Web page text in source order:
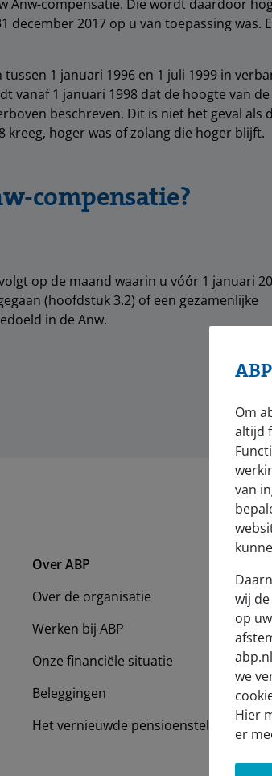
Anw-compensatie. Die wordt daardoor
december 2017 op u van toepassing was.
1 januari 1996 en 1 juli 1999 in
vanaf 1 januari 1998 dat de hoogte van de
beschreven. Dit is niet het geval als
kreeg, hoger was of zolang die hoger blijft.
compensatie?
op de maand waarin u vóór 1 januari
(hoofdstuk 3.2) of een gezamenlijke
in de Anw.
Over ABP
Over de organisatie
Werken bij ABP
Onze financiële situatie
Beleggingen
Het vernieuwde pensioenstelsel
Om
altijd
van
wij
op
we
Hier
er